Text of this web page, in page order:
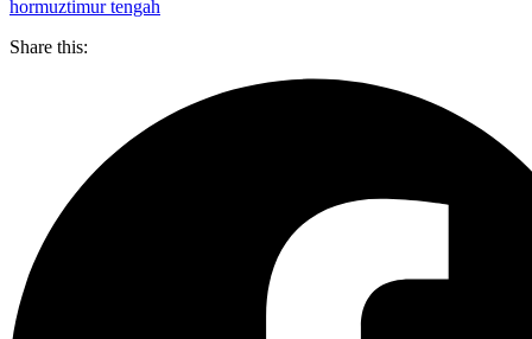
hormuztimur tengah
Share this: